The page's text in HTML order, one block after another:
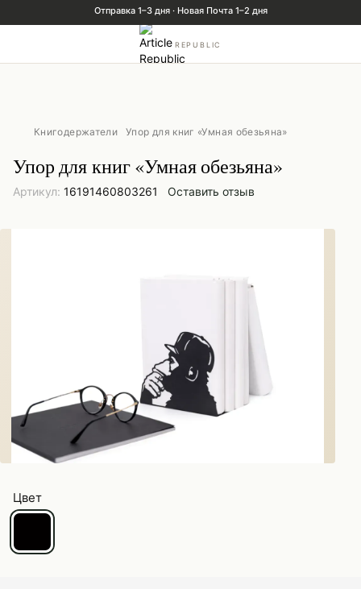
REPUBLIC
Книгодержатели Упор для книг «Умная обезьяна»
Упор для книг «Умная обезьяна»
Артикул: 16191460803261 Оставить отзыв
Цвет